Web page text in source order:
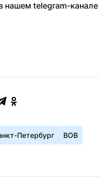
Петербург ВОВ